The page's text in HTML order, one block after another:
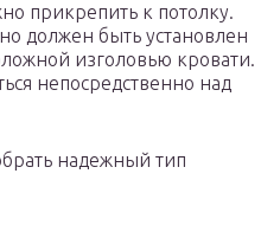
прикрепить к потолку.
должен быть установлен
изголовью кровати.
непосредственно над
надежный тип